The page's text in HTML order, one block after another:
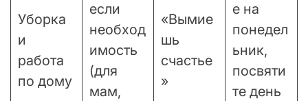
Уборка
и
работа
по дому
если
необход
имость
(для
мам,
«Вымие
шь
счастье
»
е на
понедел
ьник,
посвяти
те день